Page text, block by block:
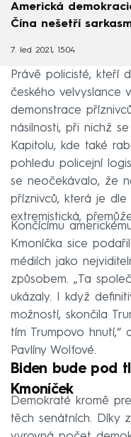
Americká
Čína nešetří
7. led 2021, 15:04
Právě policisté, kteří
českého velvyslance
demonstrace
násilnosti, při nichž
Kapitolu, kde také
pohledu policejní
se neočekávalo, že
příznivců, která je
extremistická,
Končícímu
Kmoníčka sice
médiích jako
způsobem. „Ta
ukázaly. I když
možností, skončila
tím Trumpovo hnutí,“
Pavlíny Wolfové.
Biden bude pod
Kmoníček
Demokraté kromě
těch senátních. Díky